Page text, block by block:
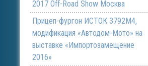
2017 Off-Road Show Москва
Прицеп-фургон ИСТОК 3792М4,
модификация «Автодом-Мото» на
выставке «Импортозамещение
2016»